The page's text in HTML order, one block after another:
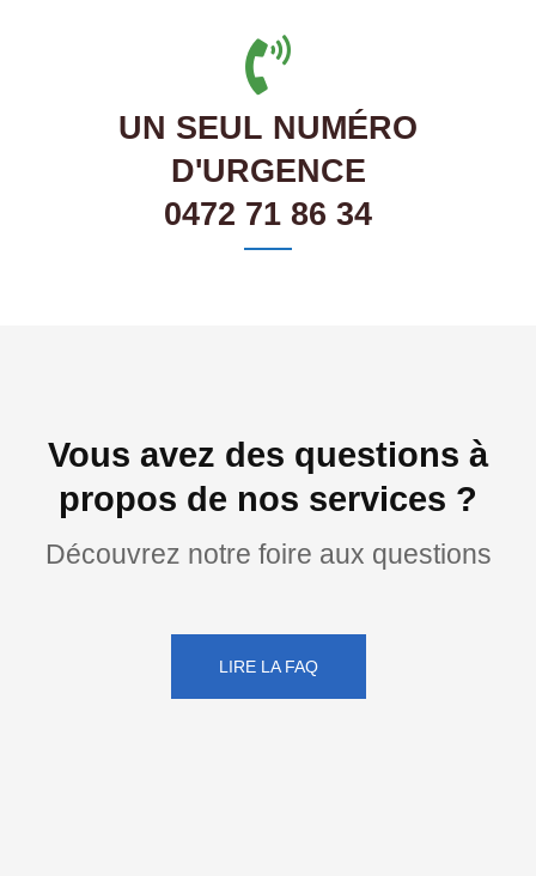
UN SEUL NUMÉRO
D'URGENCE
0472 71 86 34
Vous avez des questions à
propos de nos services ?
Découvrez notre foire aux questions
LIRE LA FAQ